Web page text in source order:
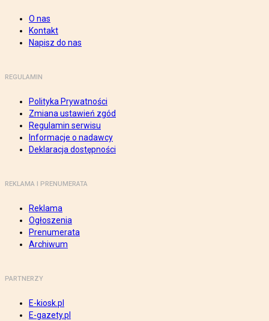
O nas
Kontakt
Napisz do nas
REGULAMIN
Polityka Prywatności
Zmiana ustawień zgód
Regulamin serwisu
Informacje o nadawcy
Deklaracja dostępności
REKLAMA I PRENUMERATA
Reklama
Ogłoszenia
Prenumerata
Archiwum
PARTNERZY
E-kiosk.pl
E-gazety.pl